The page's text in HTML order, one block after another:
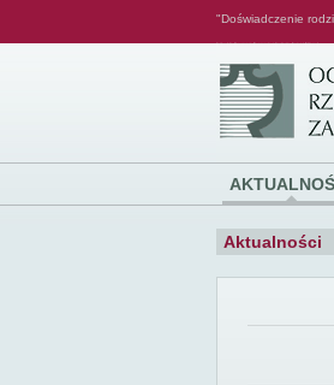
"Doświadczenie
Aktualności